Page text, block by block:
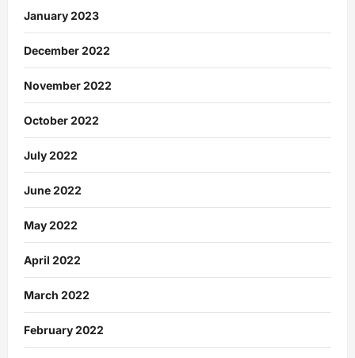
January 2023
December 2022
November 2022
October 2022
July 2022
June 2022
May 2022
April 2022
March 2022
February 2022